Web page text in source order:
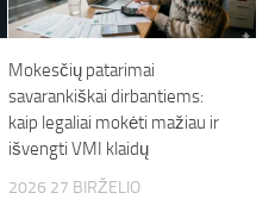
Mokesčių patarimai
savarankiškai dirbantiems:
kaip legaliai mokėti mažiau ir
išvengti VMI klaidų
2026 27 BIRŽELIO